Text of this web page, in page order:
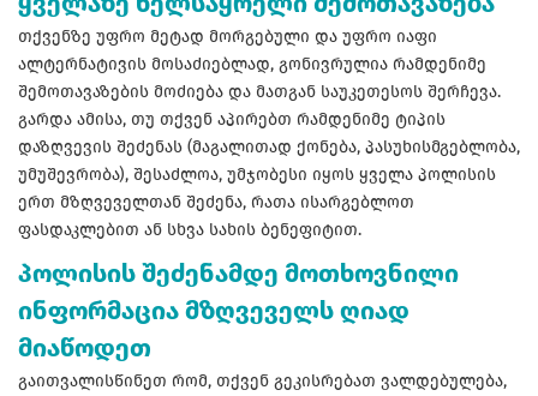
თქვენზე უფრო მეტად მორგებული და უფრო იაფი
ალტერნატივის მოსაძიებლად, გონივრულია რამდენიმე
შემოთავაზების მოძიება და მათგან საუკეთესოს შერჩევა.
გარდა ამისა, თუ თქვენ აპირებთ რამდენიმე ტიპის
დაზღვევის შეძენას (მაგალითად ქონება, პასუხისმგებლობა,
უმუშევრობა), შესაძლოა, უმჯობესი იყოს ყველა პოლისის
ერთ მზღვეველთან შეძენა, რათა ისარგებლოთ
ფასდაკლებით ან სხვა სახის ბენეფიტით.
პოლისის შეძენამდე მოთხოვნილი
ინფორმაცია მზღვეველს ღიად
მიაწოდეთ
გაითვალისწინეთ რომ, თქვენ გეკისრებათ ვალდებულება,